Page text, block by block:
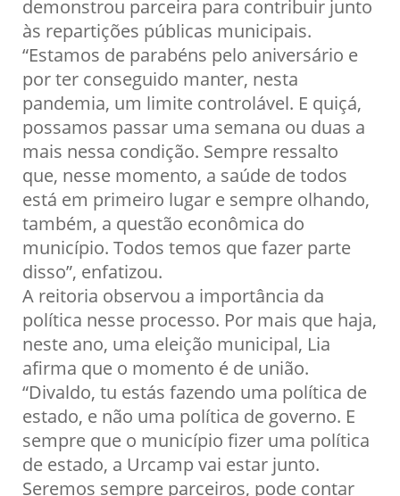
demonstrou parceira para contribuir junto
às repartições públicas municipais.
“Estamos de parabéns pelo aniversário e
por ter conseguido manter, nesta
pandemia, um limite controlável. E quiçá,
possamos passar uma semana ou duas a
mais nessa condição. Sempre ressalto
que, nesse momento, a saúde de todos
está em primeiro lugar e sempre olhando,
também, a questão econômica do
município. Todos temos que fazer parte
disso”, enfatizou.
A reitoria observou a importância da
política nesse processo. Por mais que haja,
neste ano, uma eleição municipal, Lia
afirma que o momento é de união.
“Divaldo, tu estás fazendo uma política de
estado, e não uma política de governo. E
sempre que o município fizer uma política
de estado, a Urcamp vai estar junto.
Seremos sempre parceiros, pode contar